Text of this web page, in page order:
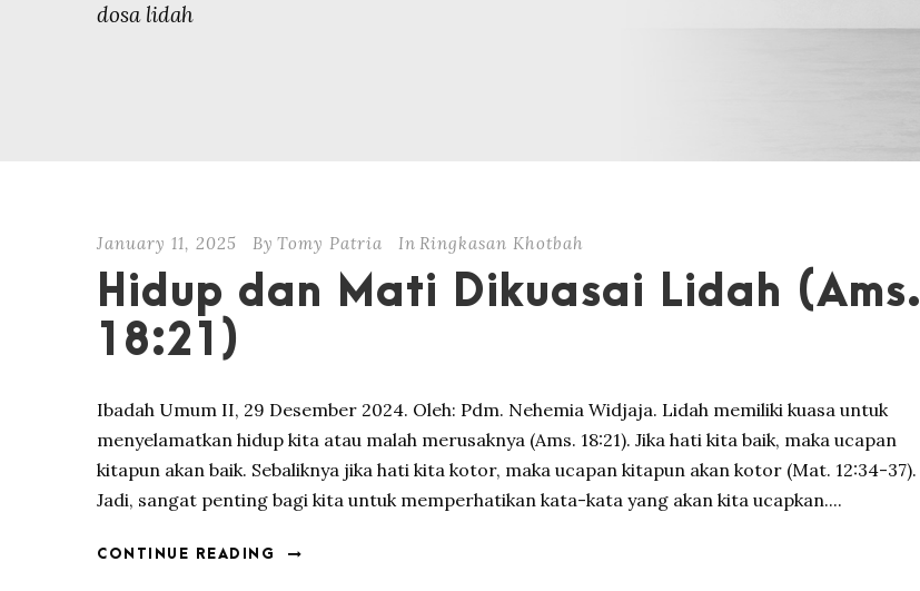
dosa lidah
January 11, 2025 By Tomy Patria In Ringkasan Khotbah
Hidup dan Mati Dikuasai Lidah (Ams.
18:21)
Ibadah Umum II, 29 Desember 2024. Oleh: Pdm. Nehemia Widjaja. Lidah memiliki kuasa untuk
menyelamatkan hidup kita atau malah merusaknya (Ams. 18:21). Jika hati kita baik, maka ucapan
kitapun akan baik. Sebaliknya jika hati kita kotor, maka ucapan kitapun akan kotor (Mat. 12:34-37).
Jadi, sangat penting bagi kita untuk memperhatikan kata-kata yang akan kita ucapkan....
CONTINUE READING